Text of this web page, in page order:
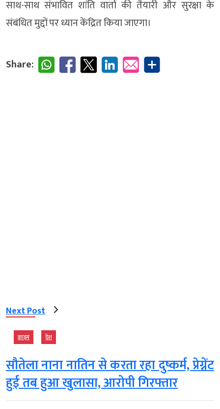
साथ-साथ संभावित शांति वार्ता की तैयारी और सुरक्षा के
संबंधित मुद्दों पर ध्यान केंद्रित किया जाएगा।
Share:
Next Post
क्राइम देश
सौतेला नाना नातिन से करता रहा दुष्कर्म, प्रेग्नेंट
हुई तब हुआ खुलासा, आरोपी गिरफ्तार